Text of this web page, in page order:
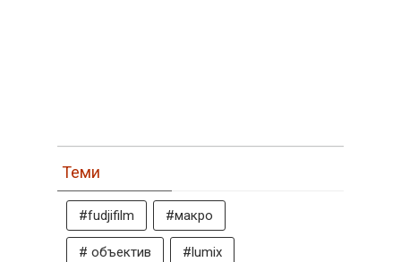
Теми
#fudjifilm #макро
# объектив #lumix